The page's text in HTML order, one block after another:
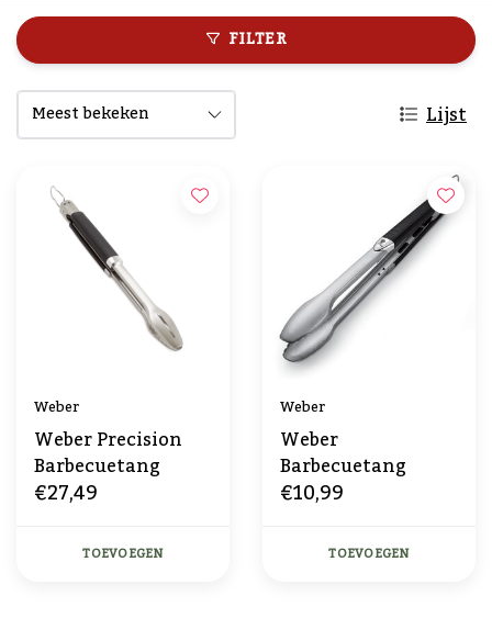
FILTER
Lijst
Weber
Weber Precision
Barbecuetang
€27,49
TOEVOEGEN
Weber
Weber
Barbecuetang
€10,99
TOEVOEGEN